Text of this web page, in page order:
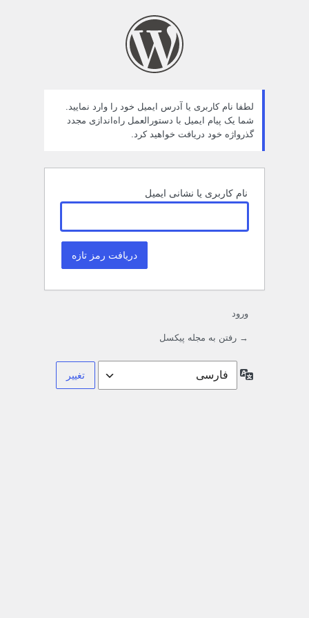
لطفا نام کاربری یا آدرس ایمیل خود را وارد نمایید.
شما یک پیام ایمیل با دستورالعمل راه‌اندازی مجدد
گذرواژه خود دریافت خواهید کرد.
نام کاربری یا نشانی ایمیل
ورود
→ رفتن به مجله پیکسل
زبان